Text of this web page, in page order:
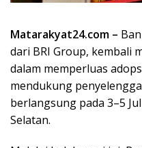
Matarakyat24.com –
dari BRI Group, kembali
dalam memperluas
mendukung
berlangsung pada 3–5
Selatan.